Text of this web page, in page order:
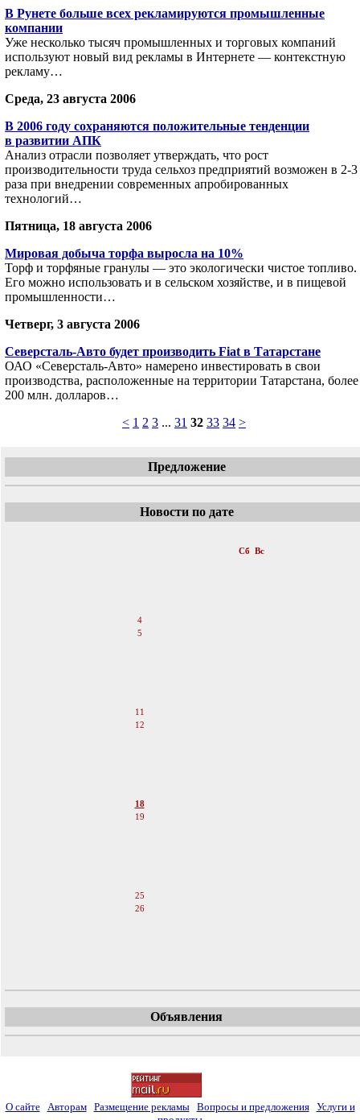
В Рунете больше всех рекламируются промышленные
компании
Уже несколько тысяч промышленных и торговых компаний
используют новый вид рекламы в Интернете — контекстную
рекламу…
Среда, 23 августа 2006
В 2006 году сохраняются положительные тенденции
в развитии АПК
Анализ отрасли позволяет утверждать, что рост
производительности труда сельхоз предприятий возможен в 2-3
раза при внедрении современных апробированных
технологий…
Пятница, 18 августа 2006
Мировая добыча торфа выросла на 10%
Торф и торфяные гранулы — это экологически чистое топливо.
Его можно использовать и в сельском хозяйстве, и в пищевой
промышленности…
Четверг, 3 августа 2006
Северсталь-Авто будет производить Fiat в Татарстане
ОАО «Северсталь-Авто» намерено инвестировать в свои
производства, расположенные на территории Татарстана, более
200 млн. долларов…
< 1 2 3 ... 31 32 33 34 >
Предложение
Новости по дате
Сб Вс
4
5
11
12
18
19
25
26
Объявления
О сайте Авторам Размещение рекламы Вопросы и предложения
Услуги и